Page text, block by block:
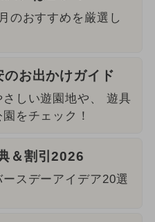
のおすすめを厳選し
お出かけガイド
さしい遊園地や、 遊具
をチェック！
＆割引2026
スデーアイデア20選